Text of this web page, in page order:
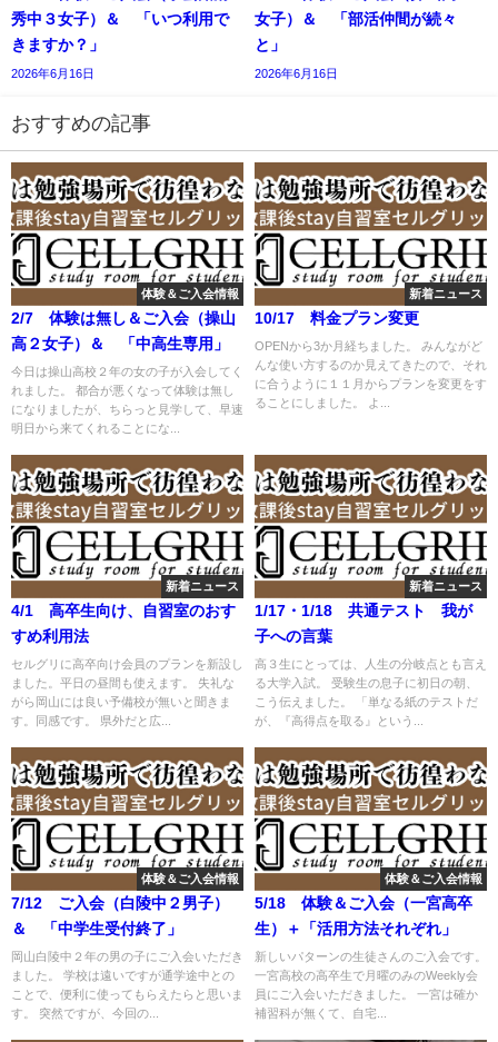
秀中３女子）＆ 「いつ利用で
きますか？」
2026年6月16日
女子）＆ 「部活仲間が続々
と」
2026年6月16日
おすすめの記事
体験＆ご入会情報
2/7 体験は無し＆ご入会（操山
高２女子）＆ 「中高生専用」
今日は操山高校２年の女の子が入会してく
れました。 都合が悪くなって体験は無し
になりましたが、ちらっと見学して、早速
明日から来てくれることにな...
新着ニュース
10/17 料金プラン変更
OPENから3か月経ちました。 みんながど
んな使い方するのか見えてきたので、それ
に合うように１１月からプランを変更をす
ることにしました。 よ...
新着ニュース
4/1 高卒生向け、自習室のおす
すめ利用法
セルグリに高卒向け会員のプランを新設し
ました。平日の昼間も使えます。 失礼な
がら岡山には良い予備校が無いと聞きま
す。同感です。 県外だと広...
新着ニュース
1/17・1/18 共通テスト 我が
子への言葉
高３生にとっては、人生の分岐点とも言え
る大学入試。 受験生の息子に初日の朝、
こう伝えました。 「単なる紙のテストだ
が、『高得点を取る』という...
体験＆ご入会情報
7/12 ご入会（白陵中２男子）
＆ 「中学生受付終了」
岡山白陵中２年の男の子にご入会いただき
ました。 学校は遠いですが通学途中との
ことで、便利に使ってもらえたらと思いま
す。 突然ですが、今回の...
体験＆ご入会情報
5/18 体験＆ご入会（一宮高卒
生）＋「活用方法それぞれ」
新しいパターンの生徒さんのご入会です。
一宮高校の高卒生で月曜のみのWeekly会
員にご入会いただきました。 一宮は確か
補習科が無くて、自宅...